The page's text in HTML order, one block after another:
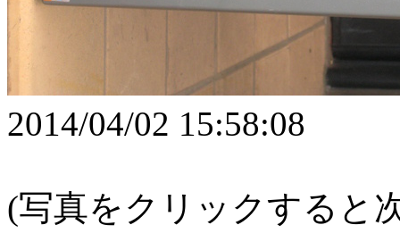
2014/04/02 15:58:08
(写真をクリックすると